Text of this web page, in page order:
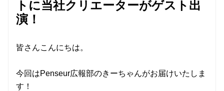
トに当社クリエーターがゲスト出
演！
皆さんこんにちは。
今回はPenseur広報部のきーちゃんがお届けいたしま
す！